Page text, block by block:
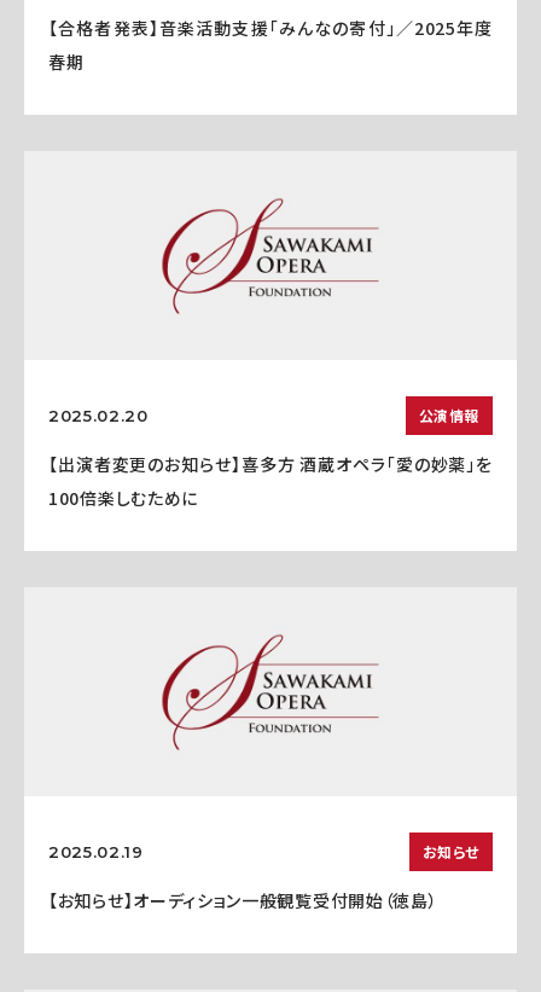
【合格者発表】音楽活動支援「みんなの寄付」／2025年度
春期
2025.02.20 公演情報
【出演者変更のお知らせ】喜多方 酒蔵オペラ「愛の妙薬」を
100倍楽しむために
2025.02.19 お知らせ
【お知らせ】オーディション一般観覧受付開始（徳島）